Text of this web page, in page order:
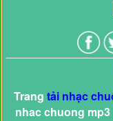
Trang tải nhạc
nhac chuong